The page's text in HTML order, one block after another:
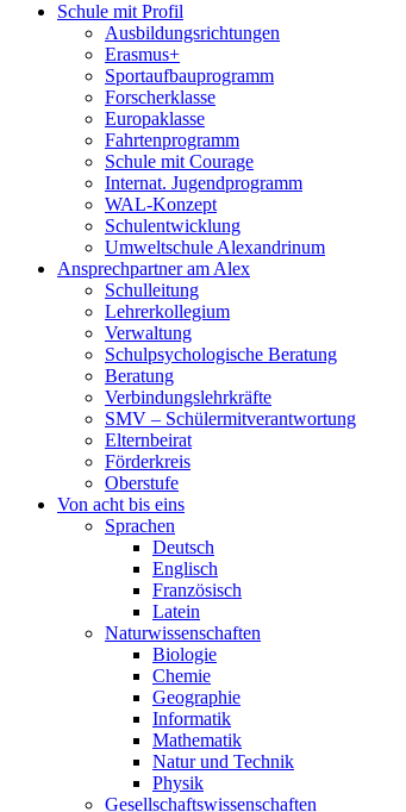
Schule mit Profil
Ausbildungsrichtungen
Erasmus+
Sportaufbauprogramm
Forscherklasse
Europaklasse
Fahrtenprogramm
Schule mit Courage
Internat. Jugendprogramm
WAL-Konzept
Schulentwicklung
Umweltschule Alexandrinum
Ansprechpartner am Alex
Schulleitung
Lehrerkollegium
Verwaltung
Schulpsychologische Beratung
Beratung
Verbindungslehrkräfte
SMV – Schülermitverantwortung
Elternbeirat
Förderkreis
Oberstufe
Von acht bis eins
Sprachen
Deutsch
Englisch
Französisch
Latein
Naturwissenschaften
Biologie
Chemie
Geographie
Informatik
Mathematik
Natur und Technik
Physik
Gesellschaftswissenschaften